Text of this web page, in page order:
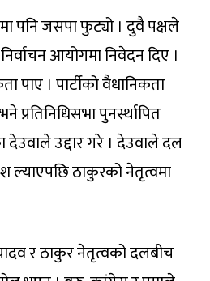
पनि जसपा फुट्यो । दुवै पक्षले
आयोगमा निवेदन दिए ।
पाए । पार्टीको वैधानिकता
प्रतिनिधिसभा पुनर्स्थापित
देउवाले उद्दार गरे । देउवाले दल
ल्याएपछि ठाकुरको नेतृत्वमा
र ठाकुर नेतृत्वको दलबीच